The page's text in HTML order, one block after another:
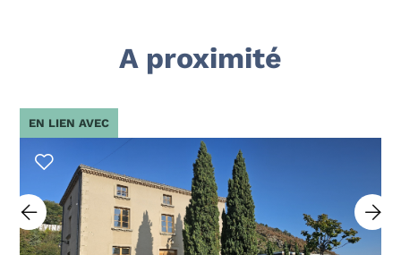
A proximité
EN LIEN AVEC